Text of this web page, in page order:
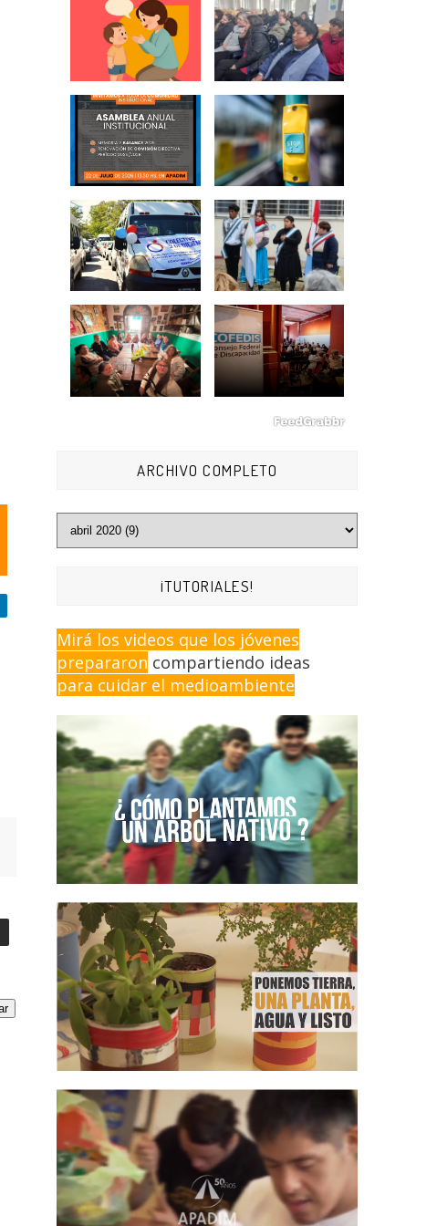
ARCHIVO COMPLETO
¡TUTORIALES!
Mirá los videos que los jóvenes
prepararon compartiendo ideas
para cuidar el medioambiente